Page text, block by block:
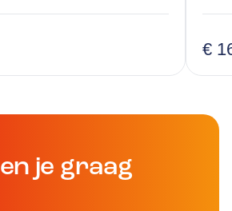
€
je graag